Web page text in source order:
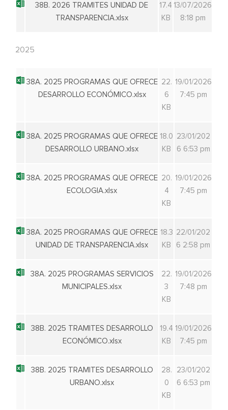
38B. 2026 TRAMITES UNIDAD DE
TRANSPARENCIA.xlsx
17.4
KB
13/07/2026
8:18 pm
2025
38A. 2025 PROGRAMAS QUE OFRECE
DESARROLLO ECONÓMICO.xlsx
22.
6
KB
19/01/2026
7:45 pm
38A. 2025 PROGRAMAS QUE OFRECE
DESARROLLO URBANO.xlsx
18.0
KB
23/01/202
6 6:53 pm
38A. 2025 PROGRAMAS QUE OFRECE
ECOLOGIA.xlsx
20.
4
KB
19/01/2026
7:45 pm
38A. 2025 PROGRAMAS QUE OFRECE
UNIDAD DE TRANSPARENCIA.xlsx
18.3
KB
22/01/202
6 2:58 pm
38A. 2025 PROGRAMAS SERVICIOS
MUNICIPALES.xlsx
22.
3
KB
19/01/2026
7:48 pm
38B. 2025 TRAMITES DESARROLLO
ECONÓMICO.xlsx
19.4
KB
19/01/2026
7:45 pm
38B. 2025 TRAMITES DESARROLLO
URBANO.xlsx
28.
0
KB
23/01/202
6 6:53 pm